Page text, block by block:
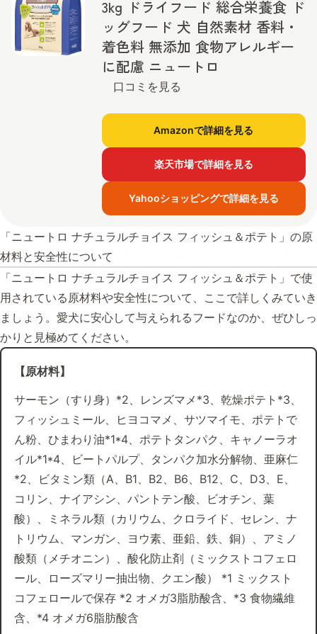
3kg ドライフード 総合栄養食 ド
ッグフード 犬 自然素材 香料・
着色料 無添加 食物アレルギー
に配慮 ニュートロ
口コミを見る
Amazonで詳細を見る
楽天市場で詳細を見る
Yahooショッピングで詳細を見る
「ニュートロ ナチュラルチョイス フィッシュ＆ポテト」の原
材料と安全性について
「ニュートロ ナチュラルチョイス フィッシュ＆ポテト」で使
用されている原材料や安全性について、ここで詳しくみていき
ましょう。愛犬に安心して与えられるフードなのか、ぜひしっ
かりと見極めてください。
【原材料】
サーモン（すり身）*2、レンズマメ*3、乾燥ポテト*3、
フィッシュミール、ヒヨコマメ、サツマイモ、ポテトで
ん粉、ひまわり油*1*4、ポテトタンパク、キャノーラオ
イル*1*4、ビートパルプ、タンパク加水分解物、亜麻仁
*2、ビタミン類（A、B1、B2、B6、B12、C、D3、E、
コリン、ナイアシン、パントテン酸、ビオチン、葉
酸）、ミネラル類（カリウム、クロライド、セレン、ナ
トリウム、マンガン、ヨウ素、亜鉛、鉄、銅）、アミノ
酸類（メチオニン）、酸化防止剤（ミックストコフェロ
ール、ローズマリー抽出物、クエン酸） *1 ミックスト
コフェロールで保存 *2 オメガ3脂肪酸含、*3 食物繊維
含、*4 オメガ6脂肪酸含